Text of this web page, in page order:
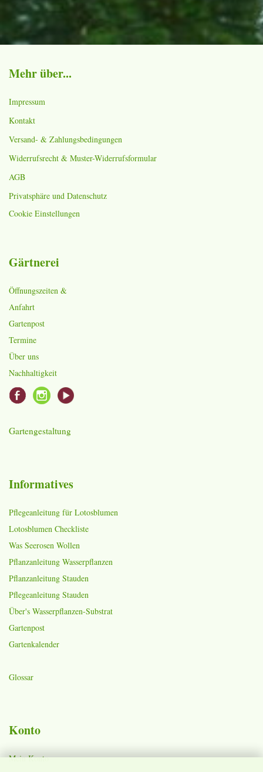
Mehr über...
Impressum
Kontakt
Versand- & Zahlungsbedingungen
Widerrufsrecht & Muster-Widerrufsformular
AGB
Privatsphäre und Datenschutz
Cookie Einstellungen
Gärtnerei
Öffnungszeiten &
Anfahrt
Gartenpost
Termine
Über uns
Nachhaltigkeit
Gartengestaltung
Informatives
Pflegeanleitung für Lotosblumen
Lotosblumen Checkliste
Was Seerosen Wollen
Pflanzanleitung Wasserpflanzen
Pflanzanleitung Stauden
Pflegeanleitung Stauden
Über's Wasserpflanzen-Substrat
Gartenpost
Gartenkalender
Glossar
Konto
Mein Konto